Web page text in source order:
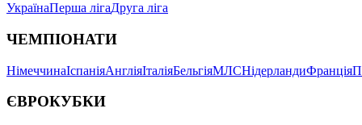
УкраїнаПерша лігаДруга ліга
ЧЕМПІОНАТИ
НімеччинаІспаніяАнгліяІталіяБельгіяМЛСНідерландиФранція
ЄВРОКУБКИ